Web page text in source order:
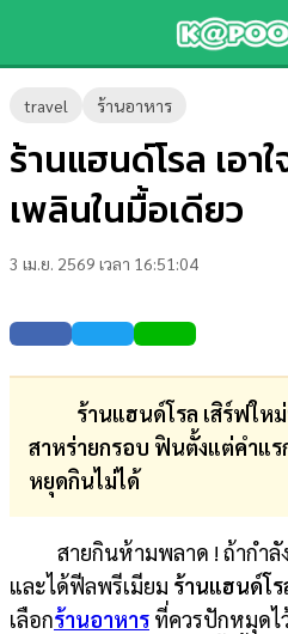
travel ร้านอาหาร
ร้านแฮนด์โรล เอา
เพลินในมื้อเดียว
3 เม.ย. 2569 เวลา 16:51:04
ร้านแฮนด์โรล เสิร์ฟใหม่
สาหร่ายกรอบ ฟินตั้งแต่คำแร
หยุดกินไม่ได้
สายกินห้ามพลาด ! ถ้ากำลัง
และได้ฟีลพรีเมียม ร้านแฮนด์โร
เลือกร้านอาหาร ที่ควรปักหมุดไ
ข่าว-
ความ
รู้
บันเทิง
ตรวจ
ผล
บอล
สด
การ
เงิน